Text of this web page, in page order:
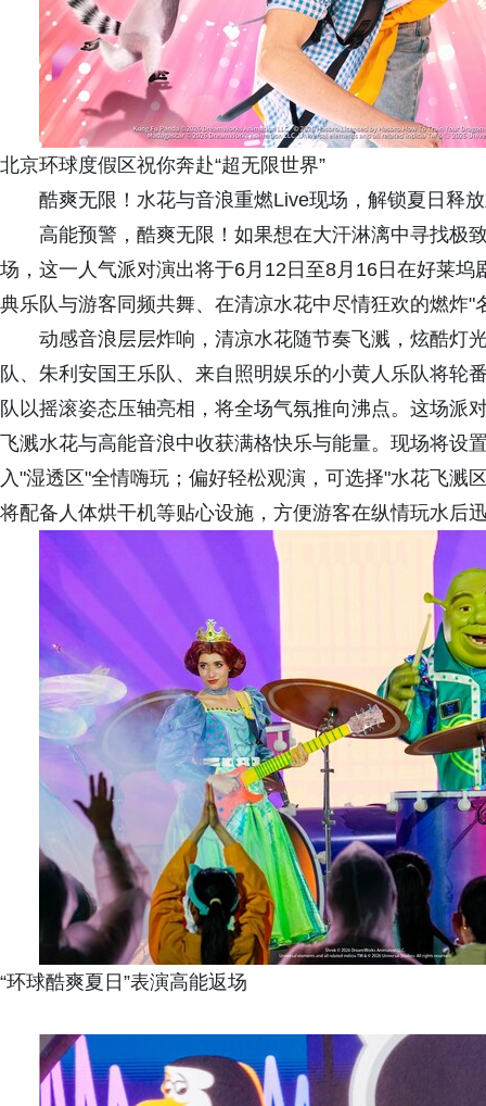
北京环球度假区祝你奔赴“超无限世界”
酷爽无限！水花与音浪重燃Live现场，解锁夏日释
高能预警，酷爽无限！如果想在大汗淋漓中寻找极
场，这一人气派对演出将于6月12日至8月16日在好莱
典乐队与游客同频共舞、在清凉水花中尽情狂欢的燃炸"
动感音浪层层炸响，清凉水花随节奏飞溅，炫酷
队、朱利安国王乐队、来自照明娱乐的小黄人乐队将轮
队以摇滚姿态压轴亮相，将全场气氛推向沸点。这场派
飞溅水花与高能音浪中收获满格快乐与能量。现场将
入"湿透区"全情嗨玩；偏好轻松观演，可选择"水花飞溅
将配备人体烘干机等贴心设施，方便游客在纵情玩水后
“环球酷爽夏日”表演高能返场